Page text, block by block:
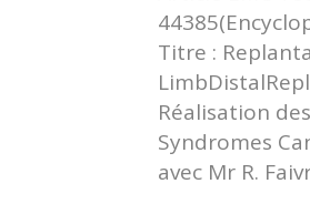
Titre :
Réalisation
Syndromes
avec Mr R.